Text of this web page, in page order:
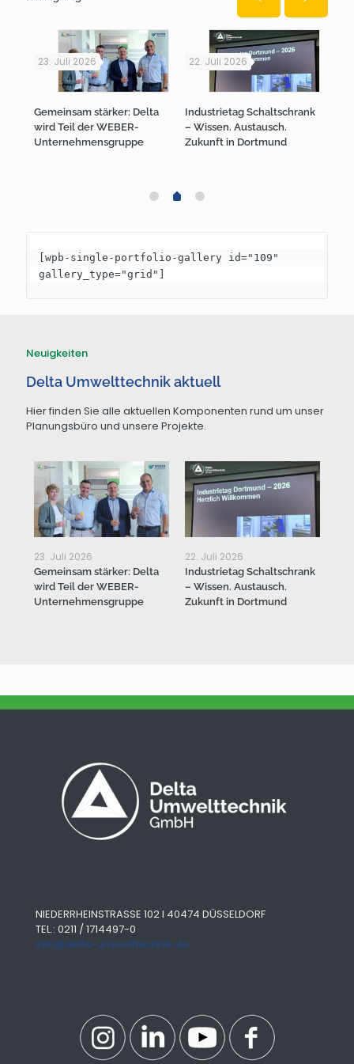
23. Juli 2026
Gemeinsam stärker: Delta
wird Teil der WEBER-
Unternehmensgruppe
22. Juli 2026
Industrietag Schaltschrank
– Wissen. Austausch.
Zukunft in Dortmund
[wpb-single-portfolio-gallery id="109"
gallery_type="grid"]
Neuigkeiten
Delta Umwelttechnik aktuell
Hier finden Sie alle aktuellen Komponenten rund um unser
Planungsbüro und unsere Projekte.
23. Juli 2026
Gemeinsam stärker: Delta
wird Teil der WEBER-
Unternehmensgruppe
22. Juli 2026
Industrietag Schaltschrank
– Wissen. Austausch.
Zukunft in Dortmund
NIEDERRHEINSTRASSE 102 I 40474 DÜSSELDORF
TEL.: 0211 / 1714497-0
info@delta-umwelttechnik.de